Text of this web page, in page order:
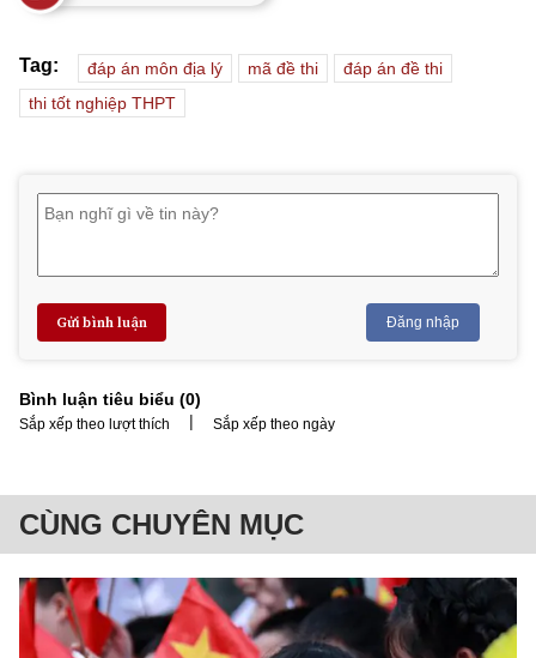
Tag: đáp án môn địa lý mã đề thi
đáp án đề thi
thi tốt nghiệp THPT
Gửi bình luận Đăng nhập
Bình luận tiêu biểu (0)
Sắp xếp theo lượt thích | Sắp xếp theo ngày
CÙNG CHUYÊN MỤC